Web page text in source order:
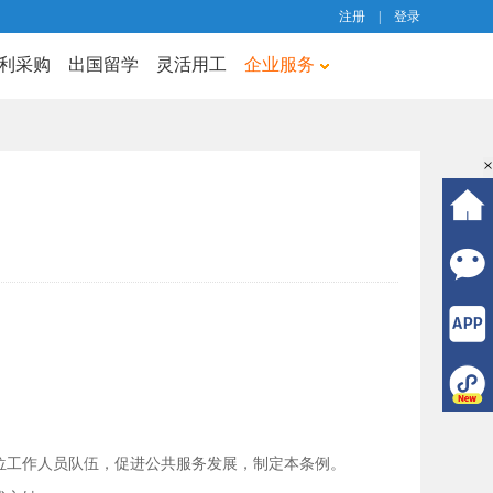
注册 登录
采购 出国留学 灵活用工 企业服务
人员队伍，促进公共服务发展，制定本条例。
×